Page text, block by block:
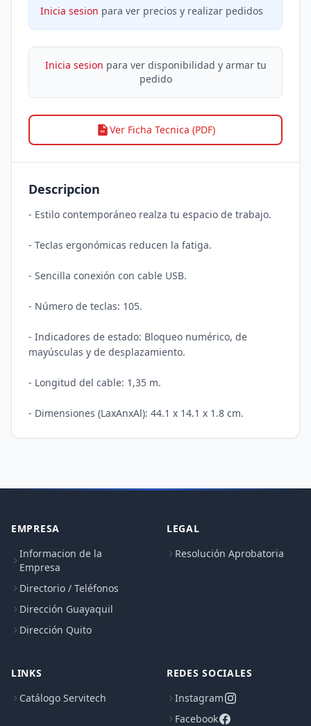
Inicia sesion para ver precios y realizar pedidos
Inicia sesion para ver disponibilidad y armar tu
pedido
Ver Ficha Tecnica (PDF)
Descripcion
- Estilo contemporáneo realza tu espacio de trabajo.
- Teclas ergonómicas reducen la fatiga.
- Sencilla conexión con cable USB.
- Número de teclas: 105.
- Indicadores de estado: Bloqueo numérico, de
mayúsculas y de desplazamiento.
- Longitud del cable: 1,35 m.
EMPRESA
Informacion de la
Empresa
Directorio / Teléfonos
Dirección Guayaquil
Dirección Quito
LEGAL
Resolución Aprobatoria
LINKS
Catálogo Servitech
REDES SOCIALES
Instagram
Facebook